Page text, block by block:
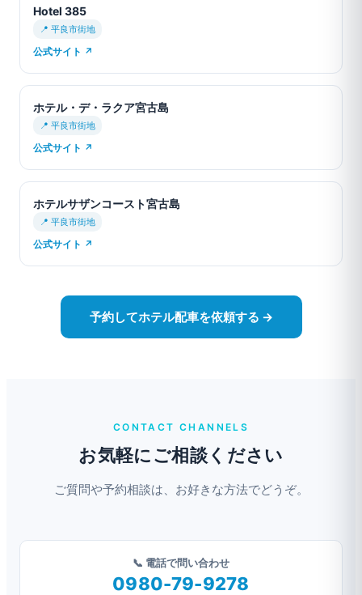
Hotel 385
📍 平良市街地
公式サイト ↗
ホテル・デ・ラクア宮古島
📍 平良市街地
公式サイト ↗
ホテルサザンコースト宮古島
📍 平良市街地
公式サイト ↗
予約してホテル配車を依頼する →
CONTACT CHANNELS
お気軽にご相談ください
ご質問や予約相談は、お好きな方法でどうぞ。
📞 電話で問い合わせ
0980-79-9278